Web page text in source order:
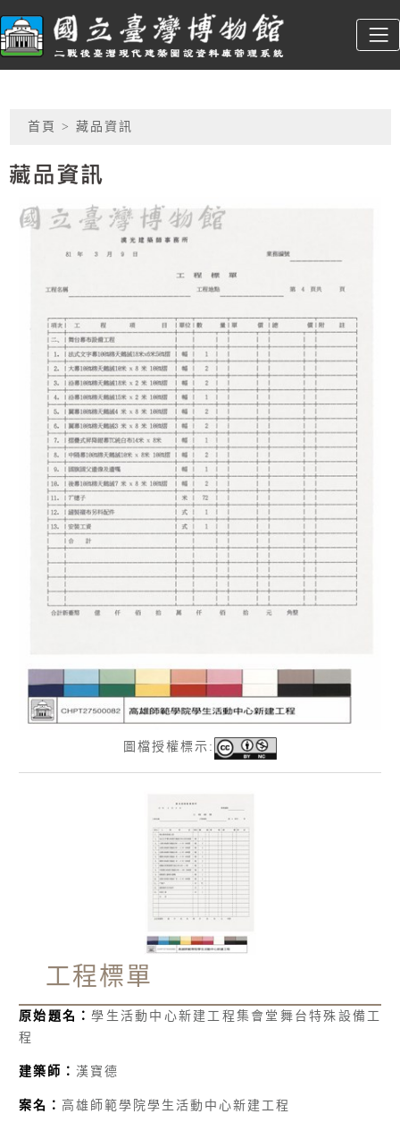
臺博館建築圖
網頁導覽
:::
首頁 > 藏品資訊
藏品資訊
圖檔授權標示:
工程標單
原始題名：學生活動中心新建工程集會堂舞台特殊設備工
程
建築師： 漢寶德
案名： 高雄師範學院學生活動中心新建工程